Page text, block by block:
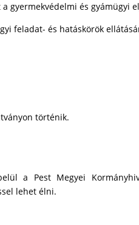
gyermekvédelmi és gyámügyi
feladat- és hatáskörök
történik.
a Pest Megyei
lehet élni.